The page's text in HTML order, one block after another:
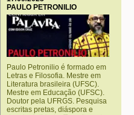
PAULO PETRONILIO
Paulo Petronilio é formado em
Letras e Filosofia. Mestre em
Literatura brasileira (UFSC).
Mestre em Educação (UFSC).
Doutor pela UFRGS. Pesquisa
escritas pretas, diáspora e